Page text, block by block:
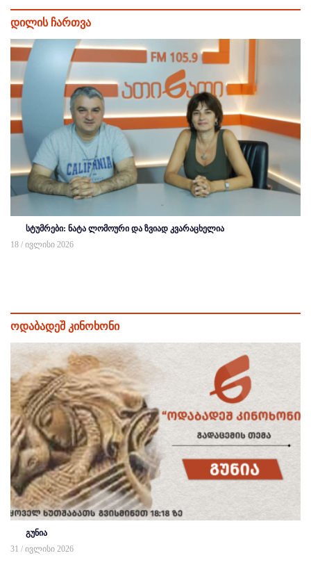
დილის ჩართვა
სტუმრები: ნატა ლომოური და ზვიად კვარაცხელია
18 / ივლისი 2026
ოდაბადეშ კინოხონი
გუნია
31 / ივლისი 2026